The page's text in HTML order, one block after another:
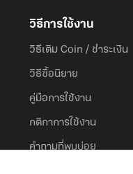
วิธีการใช้งาน
วิธีเติม Coin / ชำระเงิน
วิธีซื้อนิยาย
คู่มือการใช้งาน
กติกาการใช้งาน
คำถามที่พบบ่อย